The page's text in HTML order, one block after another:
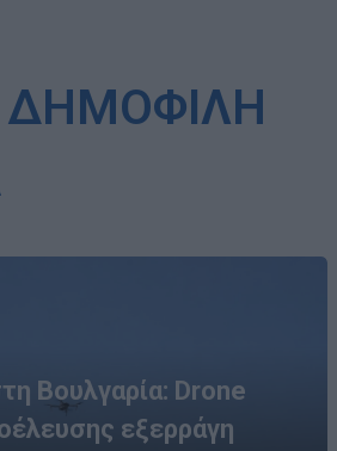
ΔΗΜΟΦΙΛΗ
Βουλγαρία: Drone
εξερράγη